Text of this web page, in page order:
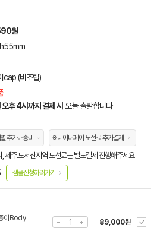
원
cap (비조립)
오후 4시까지 결제 시 오늘 출발합니다
추가배송비 ※ 네이버페이 도선료 추가결제
제주.도서산지역 도선료는 별도결제 진행해주세요
샘플신청하러가기
이Body
89,000원